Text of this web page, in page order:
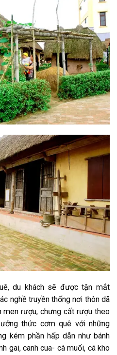
du khách sẽ được tận mắt
nghề truyền thống nơi thôn dã
men rượu, chưng cất rượu theo
thức cơm quê với những
kém phần hấp dẫn như bánh
gai, canh cua- cà muối, cá kho